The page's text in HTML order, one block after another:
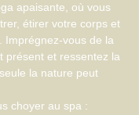
apaisante, où vous
étirer votre corps et
Imprégnez-vous de la
présent et ressentez la
la nature peut
choyer au spa :